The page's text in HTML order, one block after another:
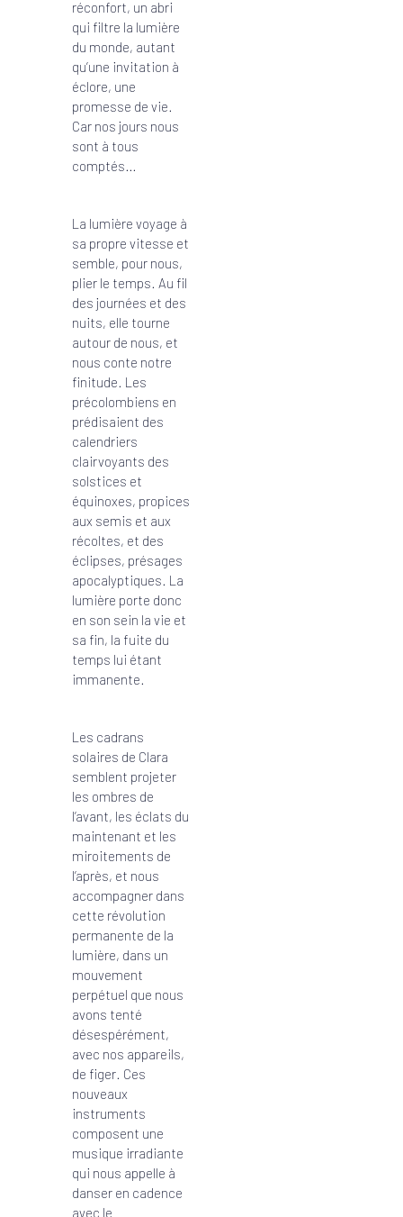
réconfort, un abri
qui filtre la lumière
du monde, autant
qu’une invitation à
éclore, une
promesse de vie.
Car nos jours nous
sont à tous
comptés…
La lumière voyage à
sa propre vitesse et
semble, pour nous,
plier le temps. Au fil
des journées et des
nuits, elle tourne
autour de nous, et
nous conte notre
finitude. Les
précolombiens en
prédisaient des
calendriers
clairvoyants des
solstices et
équinoxes, propices
aux semis et aux
récoltes, et des
éclipses, présages
apocalyptiques. La
lumière porte donc
en son sein la vie et
sa fin, la fuite du
temps lui étant
immanente.
Les cadrans
solaires de Clara
semblent projeter
les ombres de
l’avant, les éclats du
maintenant et les
miroitements de
l’après, et nous
accompagner dans
cette révolution
permanente de la
lumière, dans un
mouvement
perpétuel que nous
avons tenté
désespérément,
avec nos appareils,
de figer. Ces
nouveaux
instruments
composent une
musique irradiante
qui nous appelle à
danser en cadence
avec le